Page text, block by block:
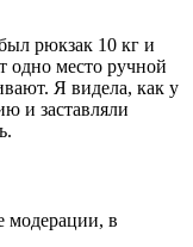
рюкзак 10 кг и
одно место ручной
Я видела, как у
и заставляли
модерации, в